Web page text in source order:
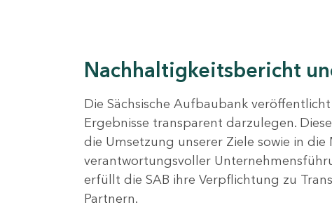
Nachhaltigkeitsbericht
Die Sächsische Aufbaubank
Ergebnisse transparent darzulegen.
die Umsetzung unserer Ziele sowie in
verantwortungsvoller
erfüllt die SAB ihre Verpflichtung zu
Partnern.